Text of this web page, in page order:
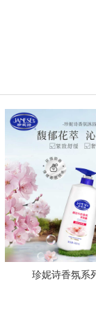
珍妮诗香氛系